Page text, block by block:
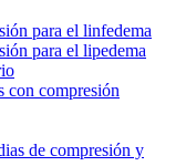
para el linfedema
para el lipedema
con compresión
de compresión y